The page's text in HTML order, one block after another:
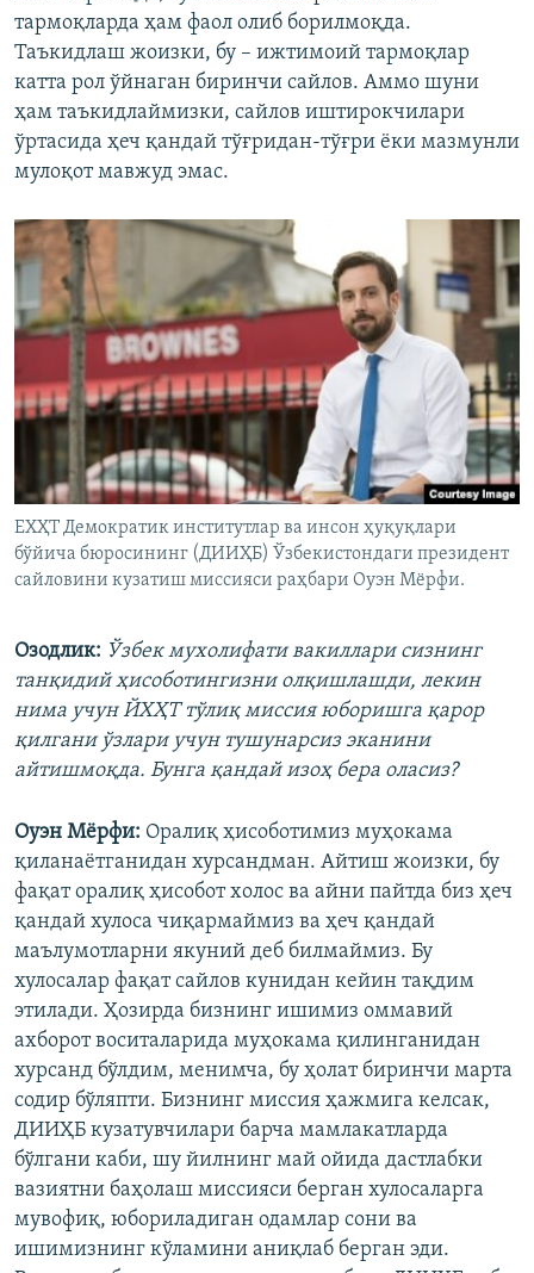
тармоқларда ҳам фаол олиб борилмоқда.
Таъкидлаш жоизки, бу – ижтимоий тармоқлар
катта рол ўйнаган биринчи сайлов. Аммо шуни
ҳам таъкидлаймизки, сайлов иштирокчилари
ўртасида ҳеч қандай тўғридан-тўғри ёки мазмунли
мулоқот мавжуд эмас.
ЕХҲТ Демократик институтлар ва инсон ҳуқуқлари
бўйича бюросининг (ДИИҲБ) Ўзбекистондаги президент
сайловини кузатиш миссияси раҳбари Оуэн Мёрфи.
Озодлик: Ўзбек мухолифати вакиллари сизнинг
танқидий ҳисоботингизни олқишлашди, лекин
нима учун ЙХҲТ тўлиқ миссия юборишга қарор
қилгани ўзлари учун тушунарсиз эканини
айтишмоқда. Бунга қандай изоҳ бера оласиз?
Оуэн Мёрфи: Оралиқ ҳисоботимиз муҳокама
қиланаётганидан хурсандман. Айтиш жоизки, бу
фақат оралиқ ҳисобот холос ва айни пайтда биз ҳеч
қандай хулоса чиқармаймиз ва ҳеч қандай
маълумотларни якуний деб билмаймиз. Бу
хулосалар фақат сайлов кунидан кейин тақдим
этилади. Ҳозирда бизнинг ишимиз оммавий
ахборот воситаларида муҳокама қилинганидан
хурсанд бўлдим, менимча, бу ҳолат биринчи марта
содир бўляпти. Бизнинг миссия ҳажмига келсак,
ДИИҲБ кузатувчилари барча мамлакатларда
бўлгани каби, шу йилнинг май ойида дастлабки
вазиятни баҳолаш миссияси берган хулосаларга
мувофиқ, юбориладиган одамлар сони ва
ишимизнинг кўламини аниқлаб берган эди.